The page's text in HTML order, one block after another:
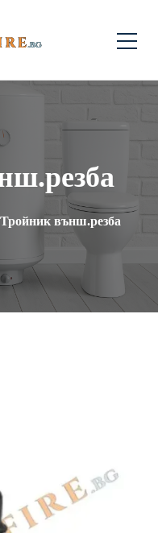
Тройник външ.резба